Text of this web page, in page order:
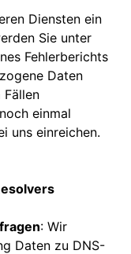
Diensten ein
Sie unter
Fehlerberichts
Daten
Fällen
einmal
uns einreichen.
: Wir
Daten zu DNS-